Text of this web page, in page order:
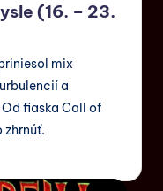
(16. – 23.
mix
a
fiaska Call of